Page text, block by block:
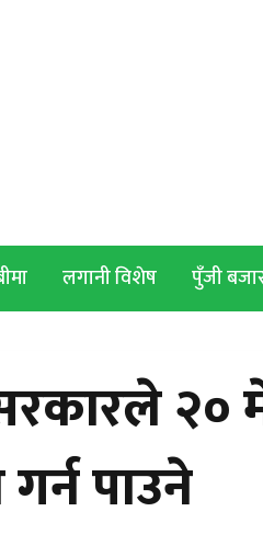
लगानी विशेष पुँजी
गर्न पाउने